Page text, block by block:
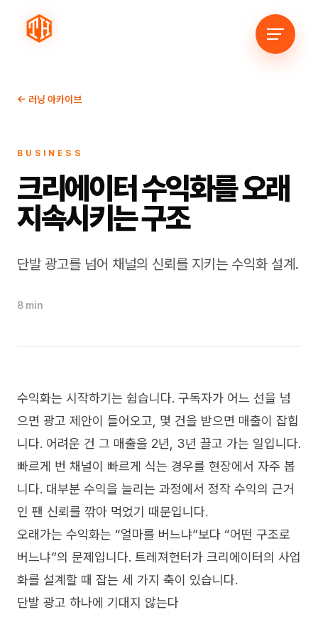
← 러닝 아카이브
BUSINESS
크리에이터 수익화를 오래
지속시키는 구조
단발 광고를 넘어 채널의 신뢰를 지키는 수익화 설계.
8 min
수익화는 시작하기는 쉽습니다. 구독자가 어느 선을 넘
으면 광고 제안이 들어오고, 몇 건을 받으면 매출이 잡힙
니다. 어려운 건 그 매출을 2년, 3년 끌고 가는 일입니다.
빠르게 번 채널이 빠르게 식는 경우를 현장에서 자주 봅
니다. 대부분 수익을 늘리는 과정에서 정작 수익의 근거
인 팬 신뢰를 깎아 먹었기 때문입니다.
오래가는 수익화는 “얼마를 버느냐”보다 “어떤 구조로
버느냐”의 문제입니다. 트레져헌터가 크리에이터의 사업
화를 설계할 때 잡는 세 가지 축이 있습니다.
단발 광고 하나에 기대지 않는다